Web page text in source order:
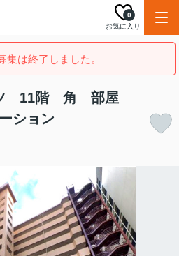
お気に入り
0
集は終了しました。
ツ 11階 角 部屋
ション